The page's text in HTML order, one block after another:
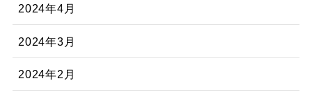
2024年4月
2024年3月
2024年2月